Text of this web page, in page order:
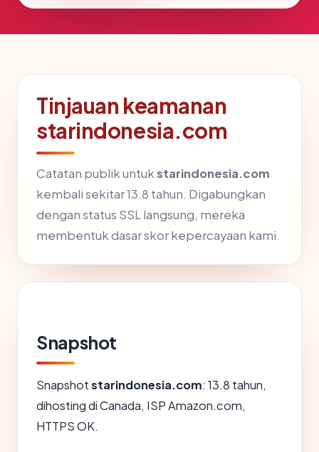
Tinjauan keamanan
starindonesia.com
Catatan publik untukstarindonesia.com
kembali sekitar 13.8 tahun. Digabungkan
dengan status SSL langsung, mereka
membentuk dasar skor kepercayaan kami.
Snapshot
Snapshotstarindonesia.com: 13.8 tahun,
dihosting di Canada, ISP Amazon.com,
HTTPS OK.